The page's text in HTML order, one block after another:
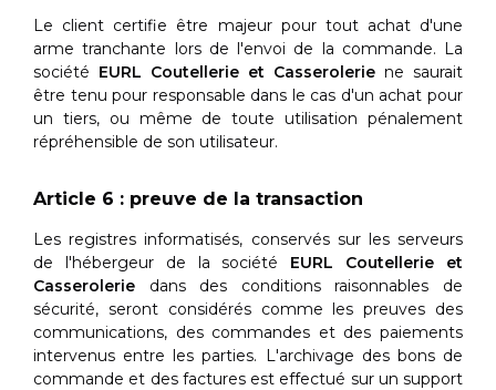
Le client certifie être majeur pour tout achat d'une
arme tranchante lors de l'envoi de la commande. La
société EURL Coutellerie et Casserolerie ne saurait
être tenu pour responsable dans le cas d'un achat pour
un tiers, ou même de toute utilisation pénalement
répréhensible de son utilisateur.
Article 6 : preuve de la transaction
Les registres informatisés, conservés sur les serveurs
de l'hébergeur de la société EURL Coutellerie et
Casserolerie dans des conditions raisonnables de
sécurité, seront considérés comme les preuves des
communications, des commandes et des paiements
intervenus entre les parties. L'archivage des bons de
commande et des factures est effectué sur un support